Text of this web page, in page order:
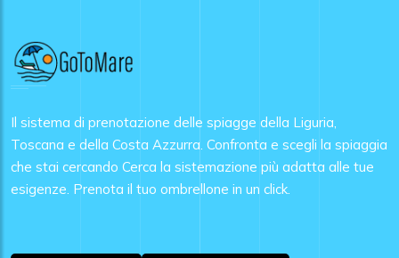
Il sistema di prenotazione delle spiagge della Liguria,
Toscana e della Costa Azzurra. Confronta e scegli la spiaggia
che stai cercando Cerca la sistemazione più adatta alle tue
esigenze. Prenota il tuo ombrellone in un click.